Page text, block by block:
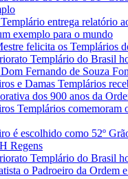
entrega relatório
exemplo para o mundo
felicita os Templários
Templário do Brasil
Fernando de Souza
e Damas Templários
dos 900 anos da
Templários comemoram
é escolhido como 52º
Regens
Templário do Brasil
o Padroeiro da Ordem